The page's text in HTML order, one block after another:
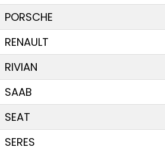
PORSCHE
RENAULT
RIVIAN
SAAB
SEAT
SERES